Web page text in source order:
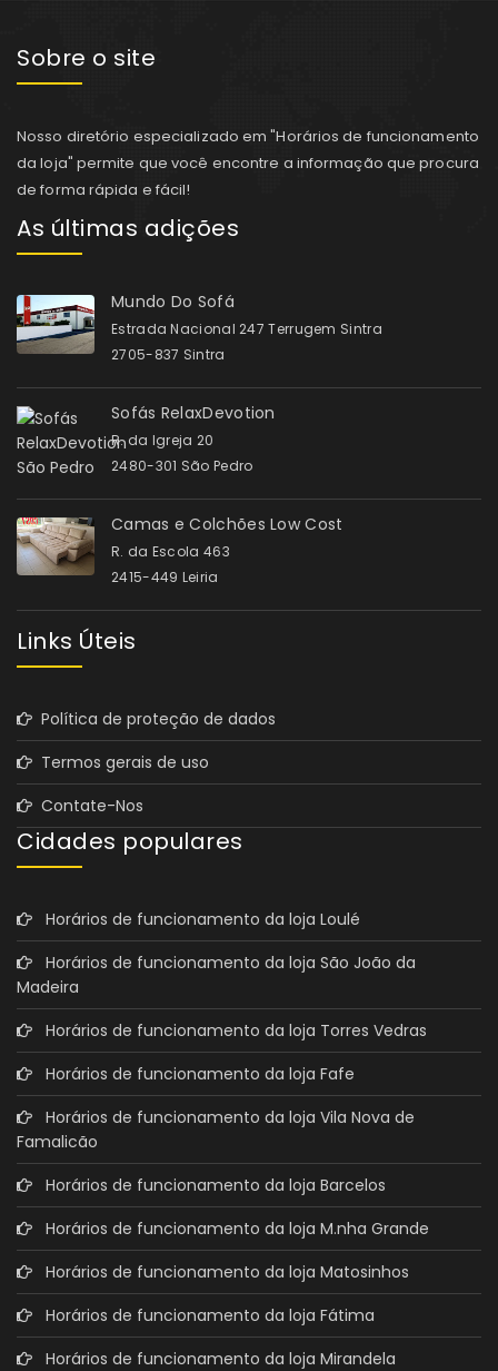
Sobre o site
Nosso diretório especializado em "Horários de funcionamento
da loja" permite que você encontre a informação que procura
de forma rápida e fácil!
As últimas adições
Mundo Do Sofá
Estrada Nacional 247 Terrugem Sintra
2705-837 Sintra
Sofás RelaxDevotion
R. da Igreja 20
2480-301 São Pedro
Camas e Colchões Low Cost
R. da Escola 463
2415-449 Leiria
Links Úteis
Política de proteção de dados
Termos gerais de uso
Contate-Nos
Cidades populares
Horários de funcionamento da loja Loulé
Horários de funcionamento da loja São João da
Madeira
Horários de funcionamento da loja Torres Vedras
Horários de funcionamento da loja Fafe
Horários de funcionamento da loja Vila Nova de
Famalicão
Horários de funcionamento da loja Barcelos
Horários de funcionamento da loja M.nha Grande
Horários de funcionamento da loja Matosinhos
Horários de funcionamento da loja Fátima
Horários de funcionamento da loja Mirandela